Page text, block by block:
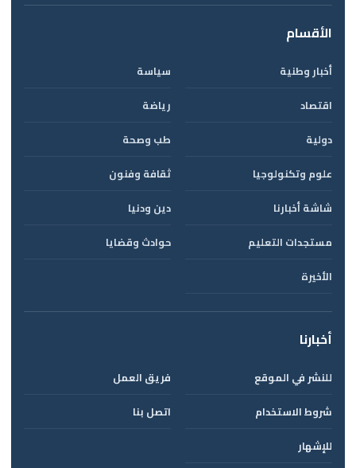
الأقسام
أخبار وطنية
سياسة
اقتصاد
رياضة
دولية
طب وصحة
علوم وتكنولوجيا
ثقافة وفنون
شاشة أخبارنا
دين ودنيا
مستجدات التعليم
حوادث وقضايا
الأخيرة
أخبارنا
للنشر في الموقع
فريق العمل
شروط الاستخدام
اتصل بنا
للإشهار